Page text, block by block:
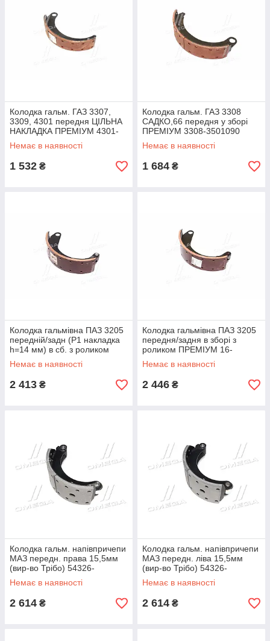
Колодка гальм. ГАЗ 3307,
3309, 4301 передня ЦІЛЬНА
НАКЛАДКА ПРЕМІУМ 4301-
3501090 UA51
Немає в наявності
1 532 ₴
Колодка гальм. ГАЗ 3308
САДКО,66 передня у зборі
ПРЕМІУМ 3308-3501090
UA51
Немає в наявності
1 684 ₴
Колодка гальмівна ПАЗ 3205
передній/задн (Р1 накладка
h=14 мм) в сб. з роликом
ПРЕМІУМ 23-3501090-02
UA51
Немає в наявності
2 413 ₴
Колодка гальмівна ПАЗ 3205
передня/задня в зборі з
роликом ПРЕМІУМ 16-
3501090-02 UA51
Немає в наявності
2 446 ₴
Колодка гальм. напівпричепи
МАЗ передн. права 15,5мм
(вир-во Трібо) 54326-
3501090-ТР UA51
Немає в наявності
2 614 ₴
Колодка гальм. напівпричепи
МАЗ передн. ліва 15,5мм
(вир-во Трібо) 54326-
3501091-ТР UA51
Немає в наявності
2 614 ₴